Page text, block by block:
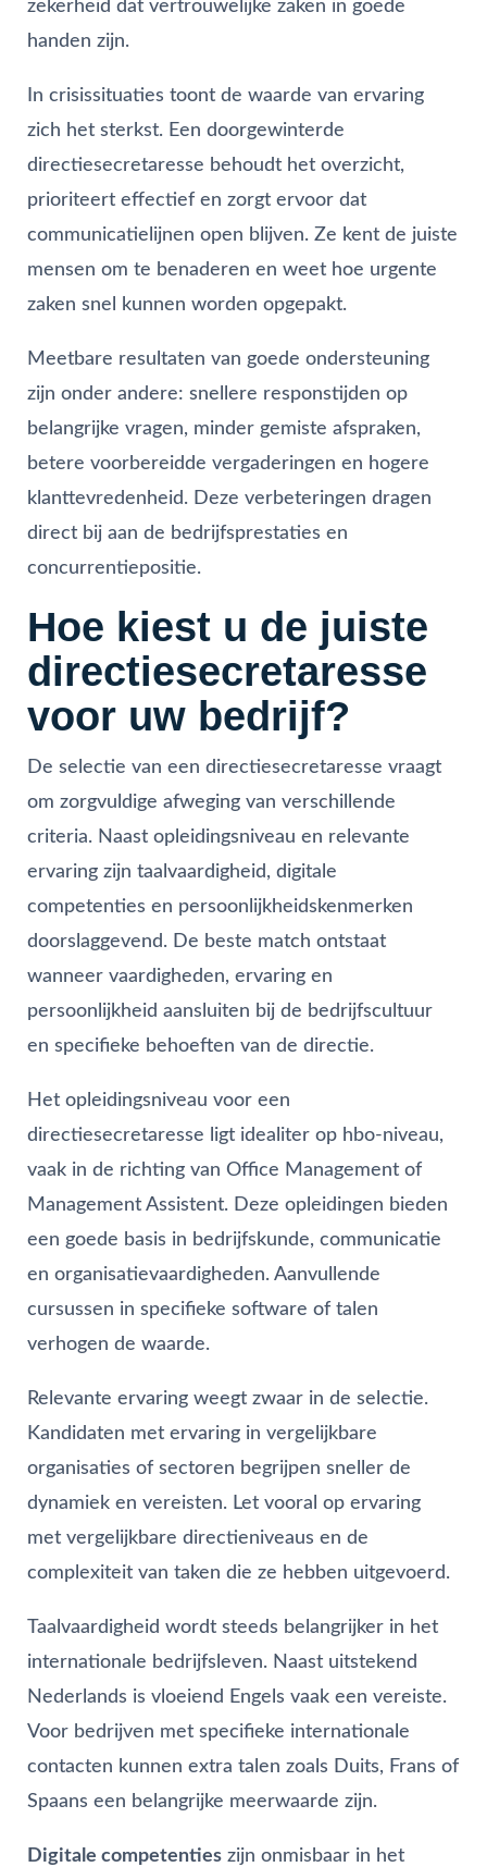
zekerheid dat vertrouwelijke zaken in goede
handen zijn.
In crisissituaties toont de waarde van ervaring
zich het sterkst. Een doorgewinterde
directiesecretaresse behoudt het overzicht,
prioriteert effectief en zorgt ervoor dat
communicatielijnen open blijven. Ze kent de juiste
mensen om te benaderen en weet hoe urgente
zaken snel kunnen worden opgepakt.
Meetbare resultaten van goede ondersteuning
zijn onder andere: snellere responstijden op
belangrijke vragen, minder gemiste afspraken,
betere voorbereidde vergaderingen en hogere
klanttevredenheid. Deze verbeteringen dragen
direct bij aan de bedrijfsprestaties en
concurrentiepositie.
Hoe kiest u de juiste
directiesecretaresse
voor uw bedrijf?
De selectie van een directiesecretaresse vraagt
om zorgvuldige afweging van verschillende
criteria. Naast opleidingsniveau en relevante
ervaring zijn taalvaardigheid, digitale
competenties en persoonlijkheidskenmerken
doorslaggevend. De beste match ontstaat
wanneer vaardigheden, ervaring en
persoonlijkheid aansluiten bij de bedrijfscultuur
en specifieke behoeften van de directie.
Het opleidingsniveau voor een
directiesecretaresse ligt idealiter op hbo-niveau,
vaak in de richting van Office Management of
Management Assistent. Deze opleidingen bieden
een goede basis in bedrijfskunde, communicatie
en organisatievaardigheden. Aanvullende
cursussen in specifieke software of talen
verhogen de waarde.
Relevante ervaring weegt zwaar in de selectie.
Kandidaten met ervaring in vergelijkbare
organisaties of sectoren begrijpen sneller de
dynamiek en vereisten. Let vooral op ervaring
met vergelijkbare directieniveaus en de
complexiteit van taken die ze hebben uitgevoerd.
Taalvaardigheid wordt steeds belangrijker in het
internationale bedrijfsleven. Naast uitstekend
Nederlands is vloeiend Engels vaak een vereiste.
Voor bedrijven met specifieke internationale
contacten kunnen extra talen zoals Duits, Frans of
Spaans een belangrijke meerwaarde zijn.
Digitale competenties zijn onmisbaar in het